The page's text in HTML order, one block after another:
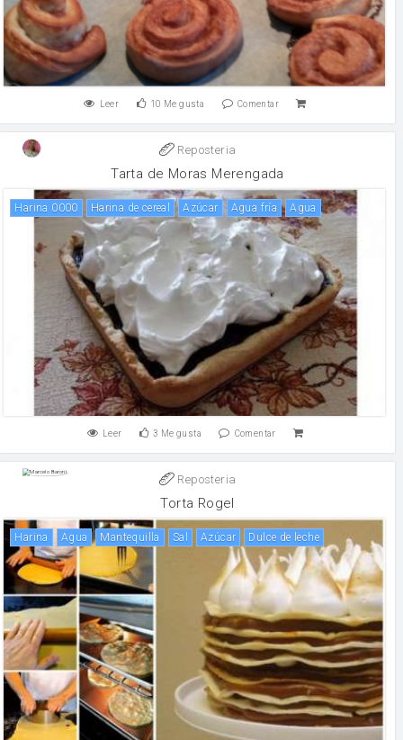
Leer 10 Me gusta Comentar
Reposteria
Tarta de Moras Merengada
Harina 0000 Harina de cereal Azúcar Agua fría agua
Leer 3 Me gusta Comentar
Reposteria
Torta Rogel
harina agua mantequilla sal Azúcar Dulce de leche